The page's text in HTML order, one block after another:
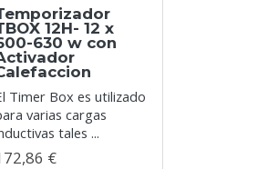
12H- 12 x
630 w con
Timer Box es utilizado
varias cargas
tales ...
€